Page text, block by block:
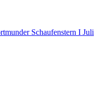
Schaufenstern I Juli